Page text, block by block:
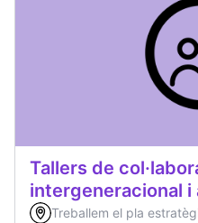
Tallers de
intergeneracional
Treballem el pla